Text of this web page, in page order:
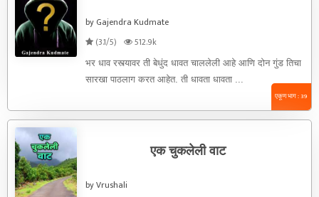
by Gajendra Kudmate
(3.1/5)
512.9k
भर धाव रस्त्यावर ती बेधुंद धावत चाललेली आहे आणि दोन गुंड तिचा
सारखा पाठलाग करत आहेत. ती धावता धावता ...
एकूण भाग : 39
एक चुकलेली वाट
by Vrushali